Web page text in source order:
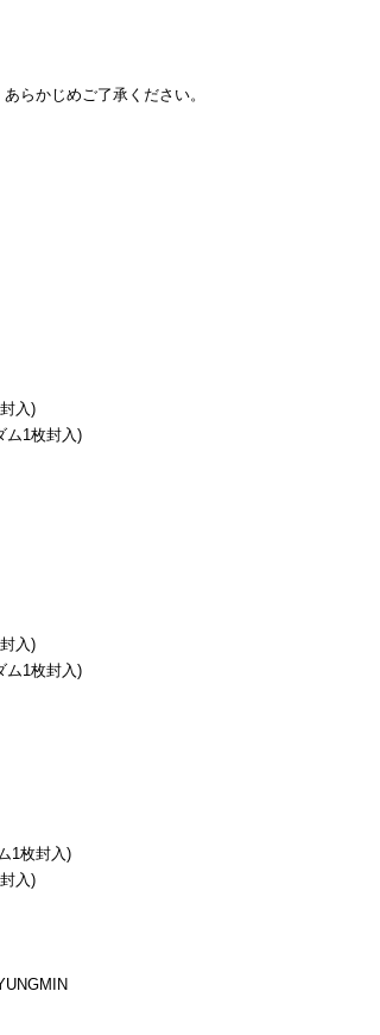
らかじめご了承ください。
入)
ム1枚封入)
入)
ム1枚封入)
1枚封入)
入)